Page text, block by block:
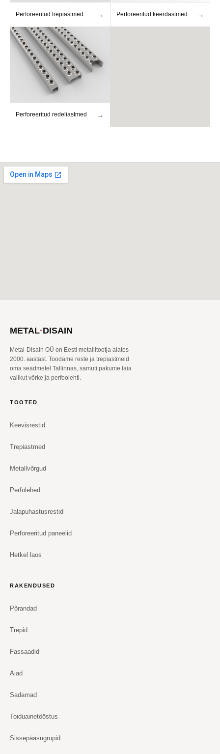
Perforeeritud trepiastmed → Perforeeritud keerdastmed →
Perforeeritud redeliastmed →
METAL·DISAIN
Metal-Disain OÜ on Eesti metallitootja alates
2000. aastast. Toodame reste ja trepiastmeid
oma seadmetel Tallinnas, samuti pakume laia
valikut võrke ja perfoolehti.
TOOTED
Keevisrestid
Trepiastmed
Metallvõrgud
Perfolehed
Jalapuhastusrestid
Perforeeritud paneelid
Hetkel laos
RAKENDUSED
Põrandad
Trepid
Fassaadid
Aiad
Sadamad
Toiduainetööstus
Sissepääsugrupid